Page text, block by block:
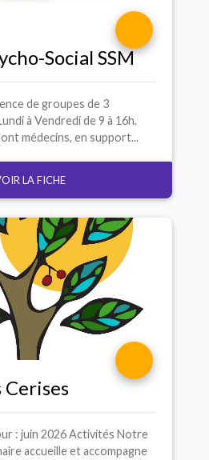
Social SSM
de groupes de 3
à Vendredi de 9 à 16h.
médecins, en support...
LA FICHE
Cerises
: juin 2026 Activités Notre
accueille et accompagne